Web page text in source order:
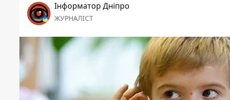
Інформатор Дніпро
ЖУРНАЛІСТ